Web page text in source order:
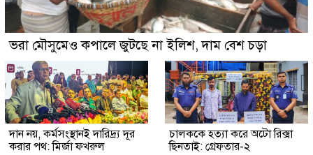
ভরা মৌসুমেও কপালে জুটছে না ইলিশ, দাম বেশ চড়া
দান নয়, কর্মসংস্থানই দারিদ্র্য দূর
করার পথ: মির্জা ফখরুল
চালককে হত্যা করে অটো রিক্সা
ছিনতাই: গ্রেফতার-২